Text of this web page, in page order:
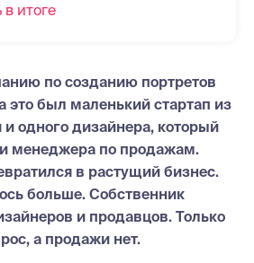
в итоге
по созданию портретов
это был маленький стартап из
одного дизайнера, который
менеджера по продажам.
в растущий бизнес.
больше. Собственник
и продавцов. Только
а продажи нет.